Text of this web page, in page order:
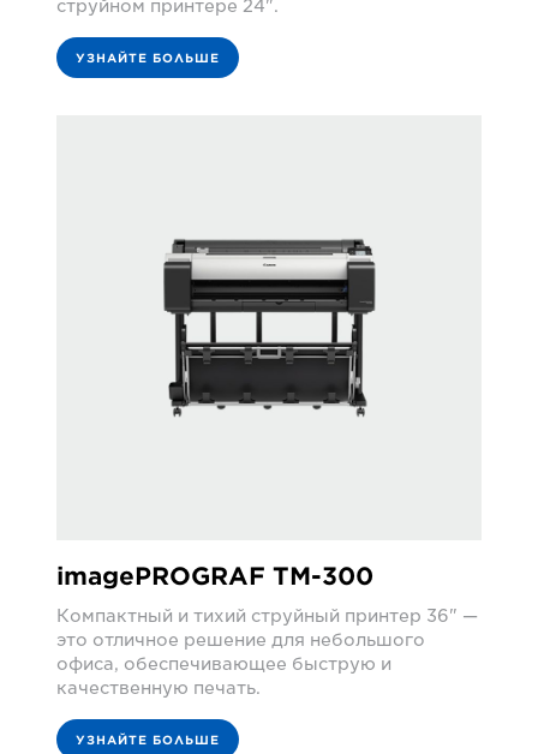
струйном принтере 24".
УЗНАЙТЕ БОЛЬШЕ
imagePROGRAF TM-300
Компактный и тихий струйный принтер 36" —
это отличное решение для небольшого
офиса, обеспечивающее быструю и
качественную печать.
УЗНАЙТЕ БОЛЬШЕ